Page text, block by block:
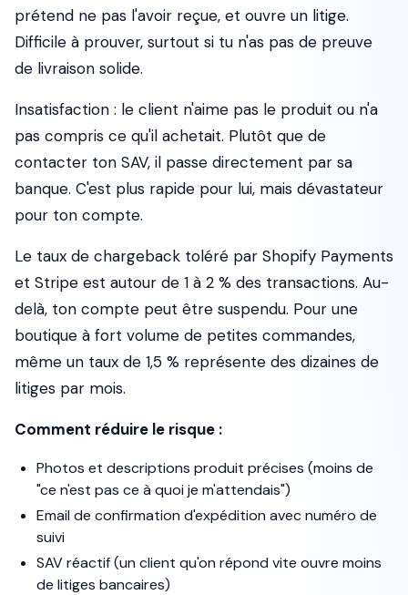
prétend ne pas l'avoir reçue, et ouvre un litige.
Difficile à prouver, surtout si tu n'as pas de preuve
de livraison solide.
Insatisfaction : le client n'aime pas le produit ou n'a
pas compris ce qu'il achetait. Plutôt que de
contacter ton SAV, il passe directement par sa
banque. C'est plus rapide pour lui, mais dévastateur
pour ton compte.
Le taux de chargeback toléré par Shopify Payments
et Stripe est autour de 1 à 2 % des transactions. Au-
delà, ton compte peut être suspendu. Pour une
boutique à fort volume de petites commandes,
même un taux de 1,5 % représente des dizaines de
litiges par mois.
Comment réduire le risque :
Photos et descriptions produit précises (moins de
"ce n'est pas ce à quoi je m'attendais")
Email de confirmation d'expédition avec numéro de
suivi
SAV réactif (un client qu'on répond vite ouvre moins
de litiges bancaires)